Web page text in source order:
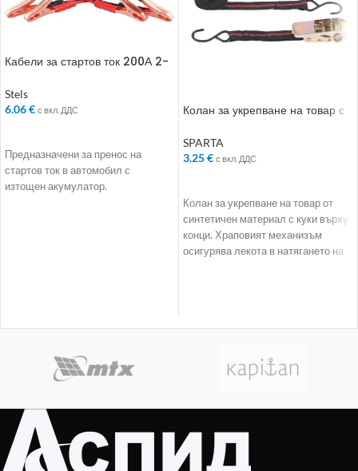
Кабели за стартов ток 200А 2-
Stels
6.06€ с вкл. ДДС
Предназначени за пренос на
стартов ток в автомобил с
изтощен акумулатор.
Колан за укрепване на товар с
SPARTA
3.25€ с вкл. ДДС
Колан за укрепване на товар от
синтетичен материал с куки върху
конци. Храповият механизъм
осигурява лекота в натягането на